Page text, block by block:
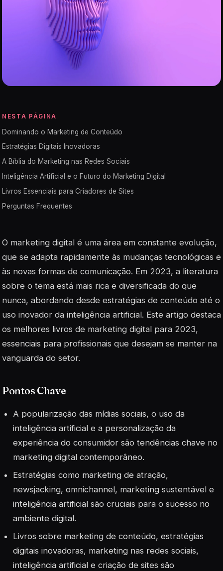
NESTA PÁGINA
Dominando o Marketing de Conteúdo
Estratégias Digitais Inovadoras
A Bíblia do Marketing nas Redes Sociais
Inteligência Artificial e o Futuro do Marketing Digital
Livros Essenciais para Criadores de Sites
Perguntas Frequentes
O marketing digital é uma área em constante evolução,
que se adapta rapidamente às mudanças tecnológicas e
às novas formas de comunicação. Em 2023, a literatura
sobre o tema está mais rica e diversificada do que
nunca, abordando desde estratégias de conteúdo até o
uso inovador da inteligência artificial. Este artigo destaca
os melhores livros de marketing digital para 2023,
essenciais para profissionais que desejam se manter na
vanguarda do setor.
Pontos Chave
A popularização das mídias sociais, o uso da
inteligência artificial e a personalização da
experiência do consumidor são tendências chave no
marketing digital contemporâneo.
Estratégias como marketing de atração,
newsjacking, omnichannel, marketing sustentável e
inteligência artificial são cruciais para o sucesso no
ambiente digital.
Livros sobre marketing de conteúdo, estratégias
digitais inovadoras, marketing nas redes sociais,
inteligência artificial e criação de sites são